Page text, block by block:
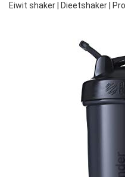
Eiwit shaker | Dieetshaker |